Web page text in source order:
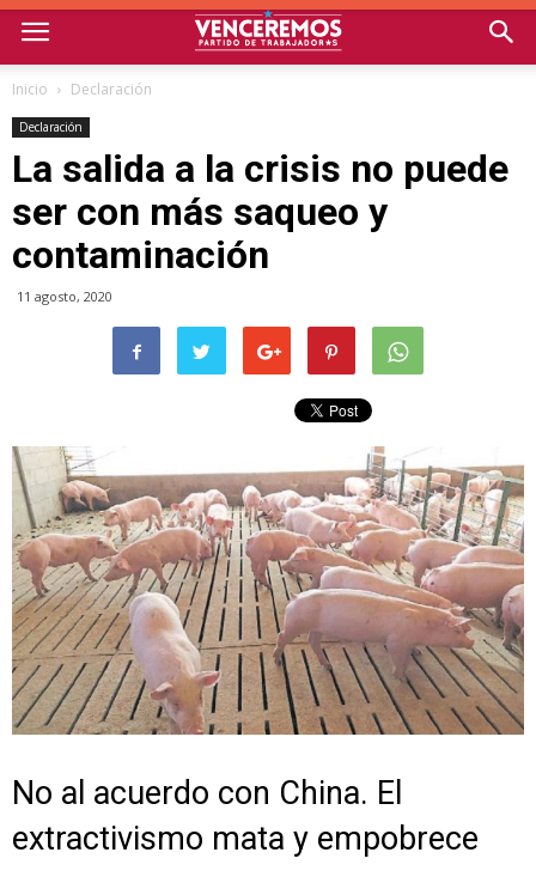
Inicio Declaración
Declaración
La salida a la crisis no puede
ser con más saqueo y
contaminación
11 agosto, 2020
No al acuerdo con China. El
extractivismo mata y empobrece